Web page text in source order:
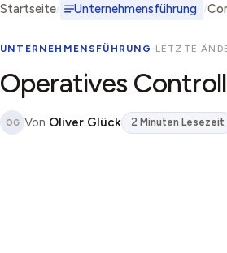
Startseite Unternehmensführung
UNTERNEHMENSFÜHRUNG · LETZTE
Operatives
OG Von Oliver Glück 2 Minuten Lesezeit